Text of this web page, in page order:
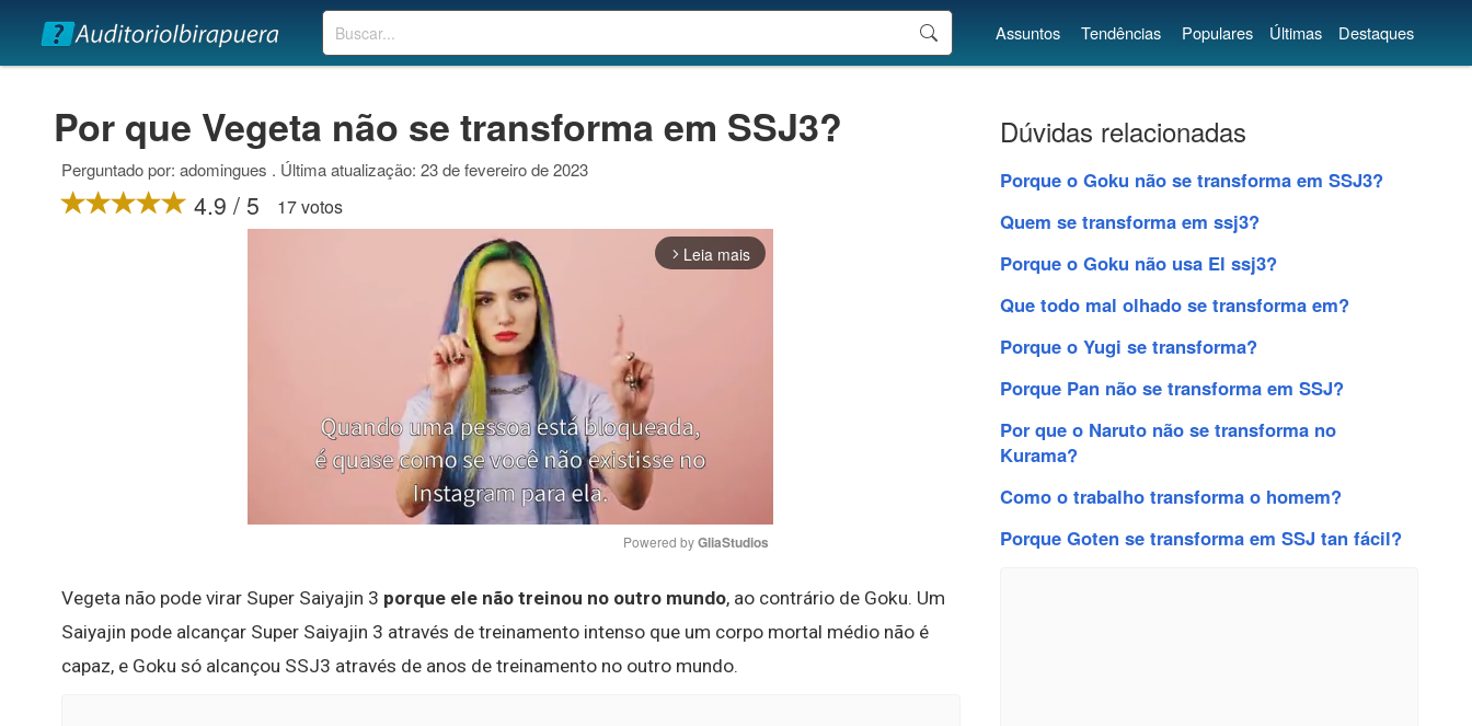
Buscar Assuntos Tendências Populares Últimas Destaques
Por que Vegeta não se transforma em SSJ3?
Perguntado por: adomingues . Última atualização: 23 de fevereiro de 2023
4.9 / 5 17 votos
arrow_forward_ios Leia mais
Mute
Powered by GliaStudios
Vegeta não pode virar Super Saiyajin 3 porque ele não treinou no outro mundo, ao contrário de Goku. Um
Saiyajin pode alcançar Super Saiyajin 3 através de treinamento intenso que um corpo mortal médio não é
capaz, e Goku só alcançou SSJ3 através de anos de treinamento no outro mundo.
Dúvidas relacionadas
Porque o Goku não se transforma em SSJ3?
Quem se transforma em ssj3?
Porque o Goku não usa El ssj3?
Que todo mal olhado se transforma em?
Porque o Yugi se transforma?
Porque Pan não se transforma em SSJ?
Por que o Naruto não se transforma no
Kurama?
Como o trabalho transforma o homem?
Porque Goten se transforma em SSJ tan fácil?